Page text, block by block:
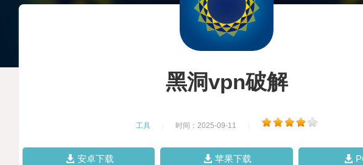
黑洞vpn破解
工具 时间：2025-09-11
安卓下载 苹果下载